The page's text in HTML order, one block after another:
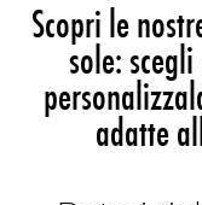
Scopri le
sole:
adatte